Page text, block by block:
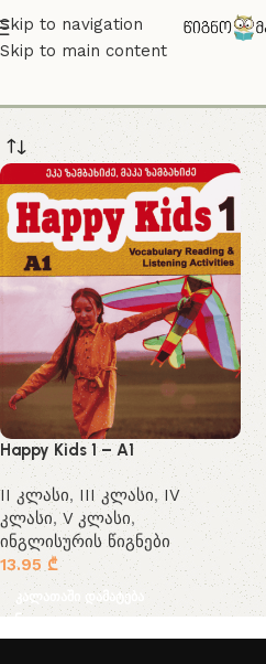
Skip to navigation
Skip to main content
Happy Kids 1 – A1
II კლასი, III კლასი, IV
კლასი,V კლასი,
ინგლისურის წიგნები
13.95 ₾
კალათაში დამატება